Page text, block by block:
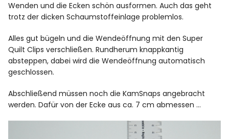
Wenden und die Ecken schön ausformen. Auch das geht
trotz der dicken Schaumstoffeinlage problemlos.
Alles gut bügeln und die Wendeöffnung mit den Super
Quilt Clips verschließen. Rundherum knappkantig
absteppen, dabei wird die Wendeöffnung automatisch
geschlossen.
Abschließend müssen noch die KamSnaps angebracht
werden. Dafür von der Ecke aus ca. 7 cm abmessen …